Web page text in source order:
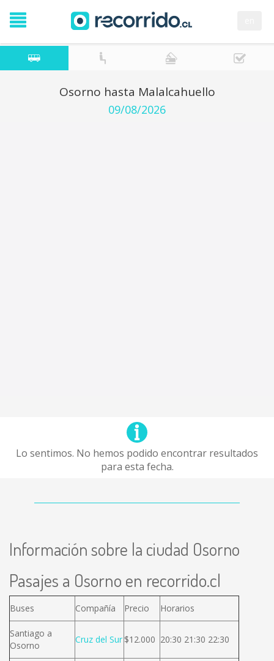
Osorno hasta Malalcahuello
09/08/2026
Lo sentimos. No hemos podido encontrar resultados
para esta fecha.
Información sobre la ciudad Osorno
Pasajes a Osorno en recorrido.cl
Buses Compañía Precio Horarios
Santiago a
Osorno
Cruz del Sur $12.000 20:30 21:30 22:30